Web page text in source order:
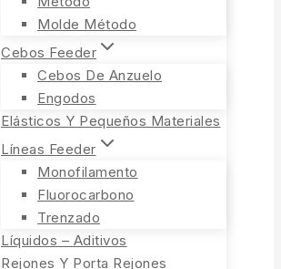
Molde Método
Cebos Feeder
Cebos De Anzuelo
Engodos
Elásticos Y Pequeños Materiales
Líneas Feeder
Monofilamento
Fluorocarbono
Trenzado
Líquidos – Aditivos
Rejones Y Porta Rejones